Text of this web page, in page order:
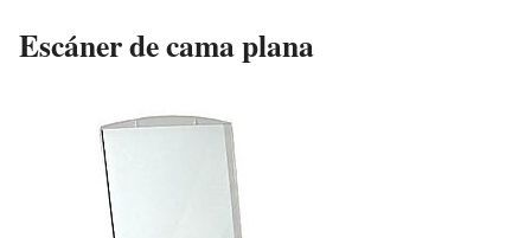
Escáner de cama plana